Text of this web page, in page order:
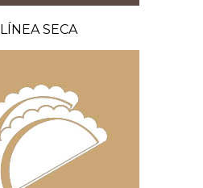
LÍNEA SECA